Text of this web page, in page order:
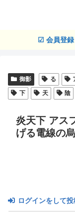
☑ 会員登録
御影 る
下
天 陰
炎天下 アス
げる電線の烏
ログインをして